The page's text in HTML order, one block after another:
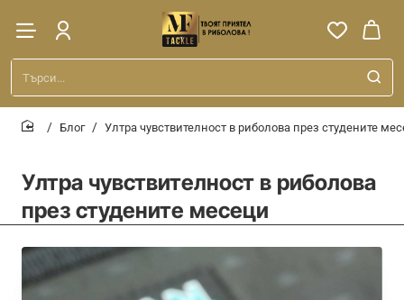
Търси...
Ултра чувствителност в риболова
през студените месеци
Блог Ултра чувствителност в риболова през студените